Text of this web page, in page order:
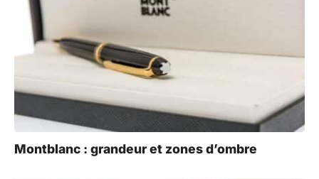
Montblanc : grandeur et zones d’ombre